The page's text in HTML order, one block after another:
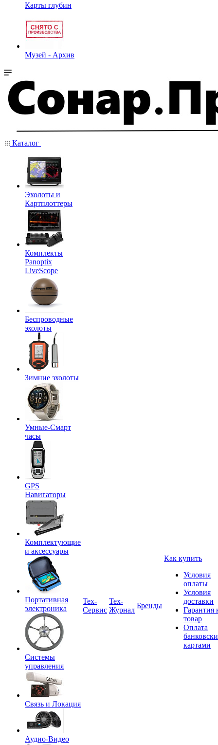
Карты глубин
Музей - Архив
Каталог
Эхолоты и
Картплоттеры
Комплекты
Panoptix
LiveScope
Беспроводные
эхолоты
Зимние эхолоты
Умные-Смарт
часы
GPS
Навигаторы
Комплектующие
и аксессуары
Портативная
электроника
Системы
управления
Связь и Локация
Аудио-Видео
Tex-
Сервис
Тех-
Журнал
Бренды
Как купить
Условия
оплаты
Условия
доставки
Гарантия
товар
Оплата
картами